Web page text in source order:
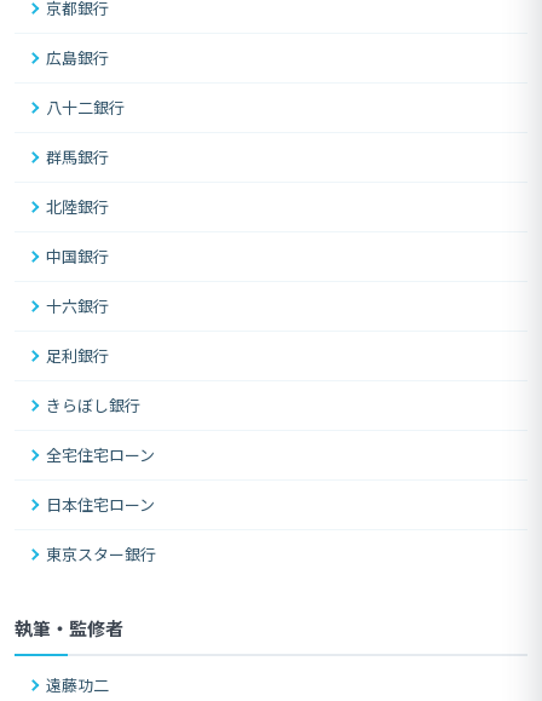
京都銀行
広島銀行
八十二銀行
群馬銀行
北陸銀行
中国銀行
十六銀行
足利銀行
きらぼし銀行
全宅住宅ローン
日本住宅ローン
東京スター銀行
執筆・監修者
遠藤功二